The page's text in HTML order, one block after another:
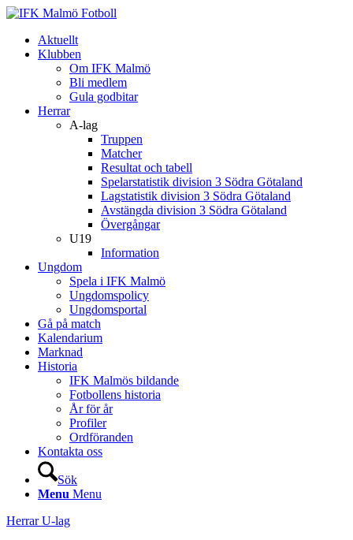
Aktuellt
Klubben
Om IFK Malmö
Bli medlem
Gula godbitar
Herrar
A-lag
Truppen
Matcher
Resultat och tabell
Spelarstatistik division 3 Södra Götaland
Lagstatistik division 3 Södra Götaland
Avstängda division 3 Södra Götaland
Övergångar
U19
Information
Ungdom
Spela i IFK Malmö
Ungdomspolicy
Ungdomsportal
Gå på match
Kalendarium
Marknad
Historia
IFK Malmös bildande
Fotbollens historia
År för år
Profiler
Ordföranden
Kontakta oss
Sök
Menu Menu
Herrar U-lag